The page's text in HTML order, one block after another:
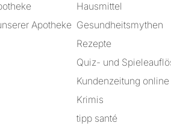
Apotheke
Hausmittel
Gesundheitsmythen
Rezepte
Quiz- und
Kundenzeitung online
Krimis
tipp santé